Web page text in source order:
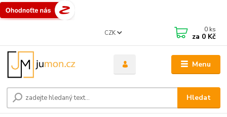
Menu
CZK
Hledat
0 ks
za 0 Kč